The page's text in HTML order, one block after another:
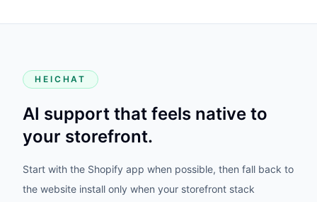
HEICHAT
AI support that feels native to
your storefront.
Start with the Shopify app when possible, then fall back to
the website install only when your storefront stack